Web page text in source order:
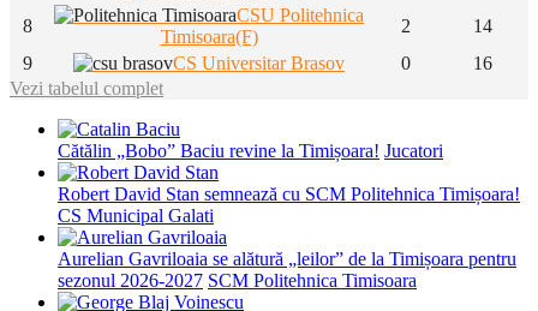
8
CSU Politehnica
Timisoara(F)
2
14
9
CS Universitar Brasov 0
16
Vezi tabelul complet
Cătălin „Bobo” Baciu revine la Timișoara! Jucatori
Robert David Stan semnează cu SCM Politehnica Timișoara!
CS Municipal Galati
Aurelian Gavriloaia se alătură „leilor” de la Timișoara pentru
sezonul 2026-2027 SCM Politehnica Timisoara